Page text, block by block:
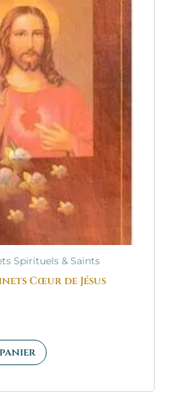
Spirituels & Saints
Cœur de Jésus